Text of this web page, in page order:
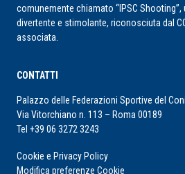
comunemente chiamato “IPSC
divertente e stimolante, riconosciuta dal
associata.
CONTATTI
Palazzo delle Federazioni Sportive del Coni
Via Vitorchiano n. 113 – Roma 00189
Tel +39 06 3272 3243
Cookie e Privacy Policy
Modifica preferenze Cookie